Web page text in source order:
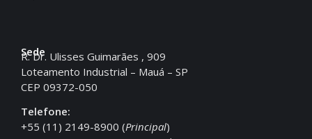
Sede
R. Dr. Ulisses Guimarães , 909
Loteamento Industrial – Mauá – SP
CEP 09372-050
Telefone:
+55 (11) 2149-8900 (Principal)